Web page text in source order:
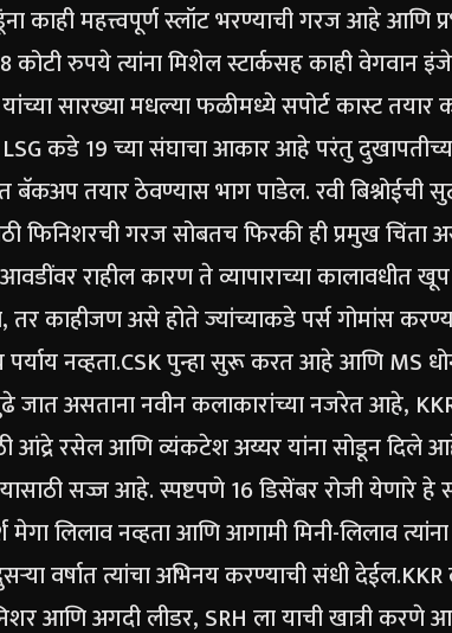
काही महत्त्वपूर्ण स्लॉट भरण्याची गरज आहे आणि
कोटी रुपये त्यांना मिशेल स्टार्कसह काही वेगवान
सारख्या मधल्या फळीमध्ये सपोर्ट कास्ट
कडे 19 च्या संघाचा आकार आहे परंतु
बॅकअप तयार ठेवण्यास भाग पाडेल. रवी
फिनिशरची गरज सोबतच फिरकी ही प्रमुख चिंता
राहील कारण ते व्यापाराच्या कालावधीत
काहीजण असे होते ज्यांच्याकडे पर्स गोमांस
नव्हता.CSK पुन्हा सुरू करत आहे आणि MS
असताना नवीन कलाकारांच्या नजरेत आहे, KKR
आंद्रे रसेल आणि व्यंकटेश अय्यर यांना सोडून दिले
सज्ज आहे.स्पष्टपणे 16 डिसेंबर रोजी येणारे
लिलाव नव्हता आणि आगामी मिनी-लिलाव
वर्षात त्यांचा अभिनय करण्याची संधी देईल.
आणि अगदी लीडर, SRH ला याची खात्री